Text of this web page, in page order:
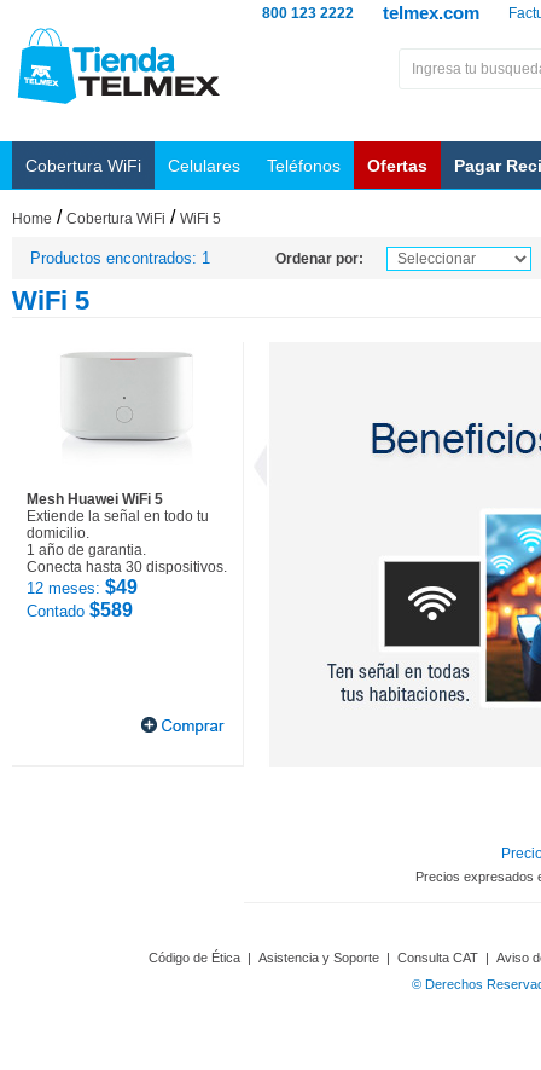
telmex.com
800 123 2222
Cobertura WiFi Celulares Teléfonos Ofertas Pagar
Home / Cobertura WiFi / WiFi 5
Productos encontrados: 1 Ordenar por:
WiFi 5
Mesh Huawei WiFi 5
Extiende la señal en todo tu
domicilio.
1 año de garantia.
Conecta hasta 30 dispositivos.
12 meses: $49
Contado $589
Precios expresados
Código de Ética | Asistencia y Soporte | Consulta CAT | Aviso
© Derechos